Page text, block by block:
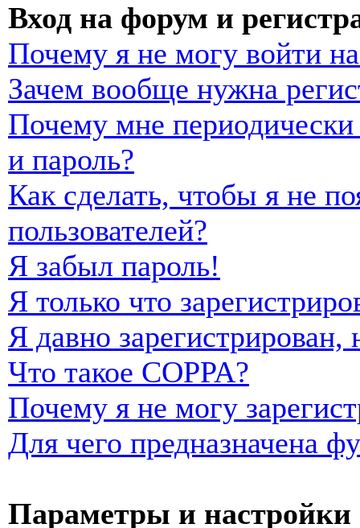
Вход на форум и
Почему я не могу войти
Зачем вообще нужна
Почему мне периодически
и пароль?
Как сделать, чтобы я не
пользователей?
Я забыл пароль!
Я только что
Я давно
Что такое COPPA?
Почему я не могу
Для чего предназначена
Параметры и настройки